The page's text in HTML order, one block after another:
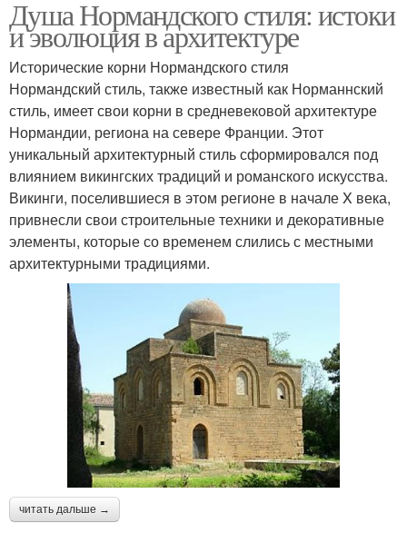
Гаммы в нормандском
интерьере
Стиль с современными
элементами
Гамма для
нормандского стиля
Частные интерьеры
Интерьеры в
нормандском стиле
Мебель в французском
стиле
Стиль с современным
дизайном
Стиль на кухне Кухня в стиле
Душа Нормандского стиля: истоки
и эволюция в архитектуре
Исторические корни Нормандского стиля
Нормандский стиль, также известный как Норманнский
стиль, имеет свои корни в средневековой архитектуре
Нормандии, региона на севере Франции. Этот
уникальный архитектурный стиль сформировался под
влиянием викингских традиций и романского искусства.
Викинги, поселившиеся в этом регионе в начале X века,
привнесли свои строительные техники и декоративные
элементы, которые со временем слились с местными
архитектурными традициями.
читать дальше →